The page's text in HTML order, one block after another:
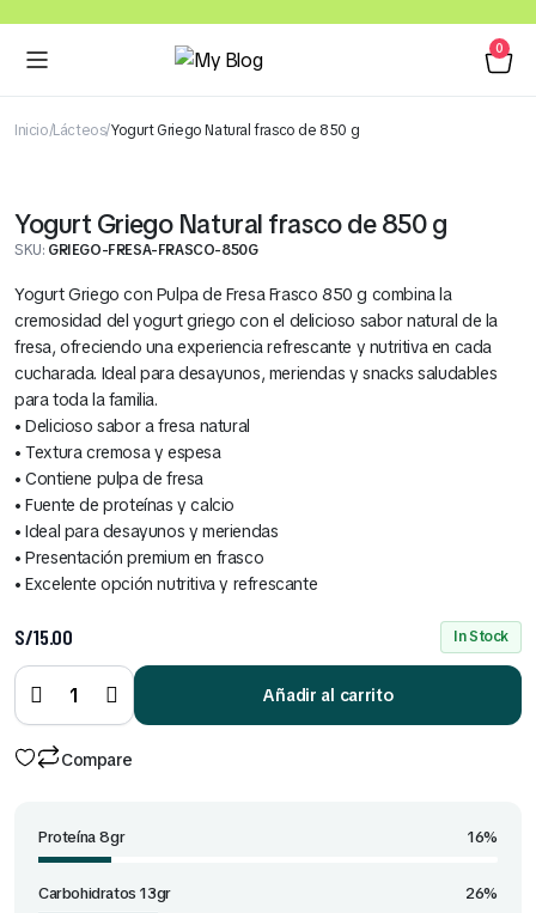
0
Inicio Lácteos Yogurt Griego Natural frasco de 850 g
Yogurt Griego Natural frasco de 850 g
SKU: GRIEGO-FRESA-FRASCO-850G
Yogurt Griego con Pulpa de Fresa Frasco 850 g combina la
cremosidad del yogurt griego con el delicioso sabor natural de la
fresa, ofreciendo una experiencia refrescante y nutritiva en cada
cucharada. Ideal para desayunos, meriendas y snacks saludables
para toda la familia.
• Delicioso sabor a fresa natural
• Textura cremosa y espesa
• Contiene pulpa de fresa
• Fuente de proteínas y calcio
• Ideal para desayunos y meriendas
• Presentación premium en frasco
• Excelente opción nutritiva y refrescante
S/15.00 In Stock
Yogurt
Griego
Natural
frasco
de 850
g
quantity
Añadir al carrito
Compare
Proteína 8gr 16%
Carbohidratos 13gr 26%